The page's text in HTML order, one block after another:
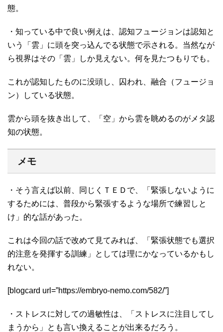
態。
・知っている中で良い例えは、認知フュージョンは認知と
いう「雲」に頭を突っ込んでる状態で示される。当然なが
ら視界はその「雲」しか見えない。何を見たつもりでも。
これが認知したものに没頭し、囚われ、融合（フュージョ
ン）している状態。
雲から頭を抜き出して、「空」から雲を眺めるのがメタ認
知の状態。
メモ
・そう言えば以前、同じくＴＥＤで、「緊張しないように
するためには、普段から緊張するような場所で練習しと
け」的な話があった。
これは今回の話で改めて見てみれば、「緊張状態でも選択
的注意を発揮する訓練」としては理にかなっているかもし
れない。
[blogcard url=”https://embryo-nemo.com/582/”]
・ストレスに対しての過敏性は、「ストレスに注目してし
まうから」とも言い換えることが出来るだろう。